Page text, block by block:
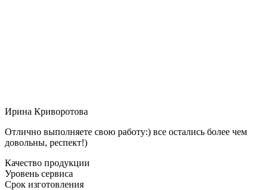
Ирина Криворотова
Отлично выполняете свою работу:) все остались более чем
довольны, респект!)
Качество продукции
Уровень сервиса
Срок изготовления